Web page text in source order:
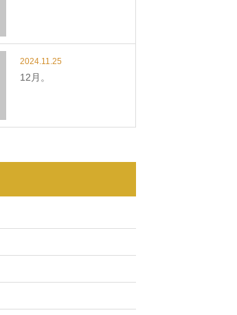
2024.11.25
12月。